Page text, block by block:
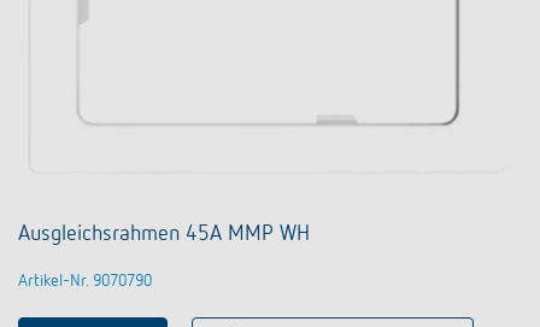
Ausgleichsrahmen 45A MMP WH
Artikel-Nr. 9070790